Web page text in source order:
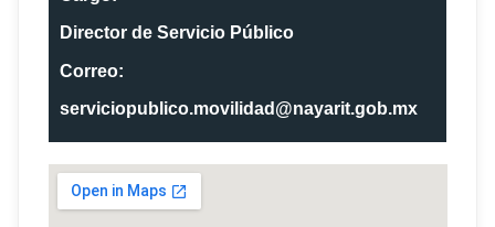
Director de Servicio Público
Correo:
serviciopublico.movilidad@nayarit.gob.mx